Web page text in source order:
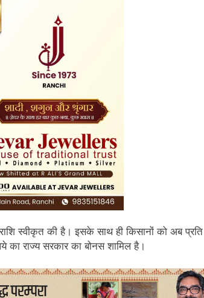
स्वीकृत की है। इसके साथ ही किसानों को अब प्रति
राज्य सरकार का बोनस शामिल है।